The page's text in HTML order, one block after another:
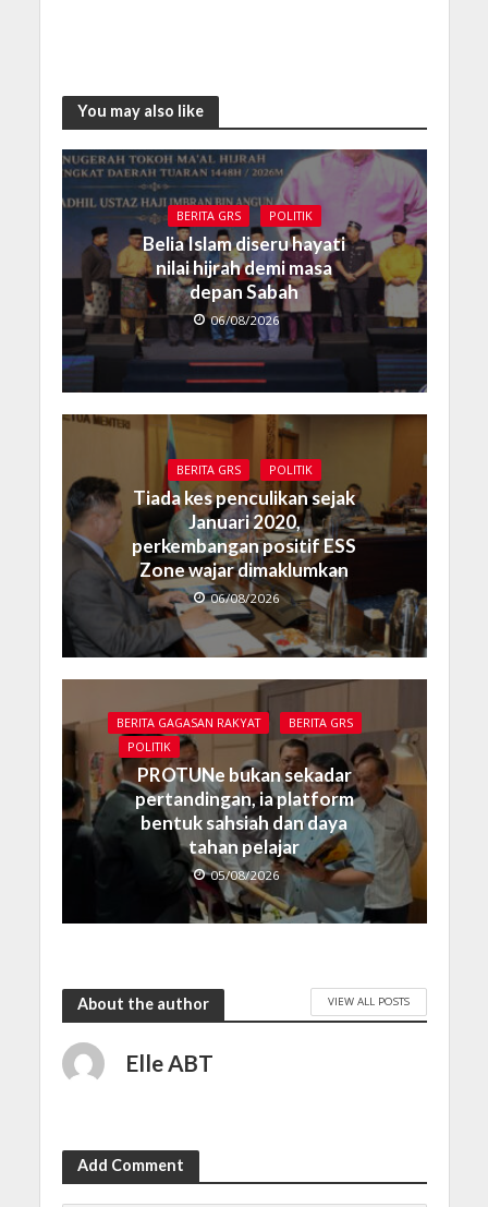
You may also like
BERITA GRS POLITIK
Belia Islam diseru hayati
nilai hijrah demi masa
depan Sabah
06/08/2026
BERITA GRS POLITIK
Tiada kes penculikan sejak
Januari 2020,
perkembangan positif ESS
Zone wajar dimaklumkan
06/08/2026
BERITA GAGASAN RAKYAT
BERITA GRS
POLITIK
PROTUNe bukan sekadar
pertandingan, ia platform
bentuk sahsiah dan daya
tahan pelajar
05/08/2026
About the author VIEW ALL POSTS
Elle ABT
Add Comment